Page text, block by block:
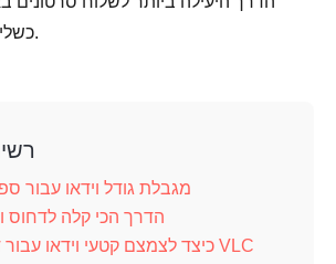
כשלים חוזרים או תסכול.
מגבלת גודל וידאו עבור
הדרך הכי קלה לדחוס
כיצד לצמצם קטעי וידאו עבור דוא"ל באמצעות VLC